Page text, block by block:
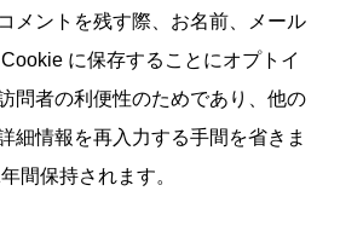
メントを残す際、お名前、メール
に保存することにオプトイ
問者の利便性のためであり、他の
細情報を再入力する手間を省きま
間保持されます。